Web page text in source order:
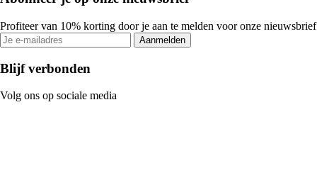
Profiteer van 10% korting door je aan te melden voor onze nieuwsbrief
Aanmelden
Blijf verbonden
Volg ons op sociale media